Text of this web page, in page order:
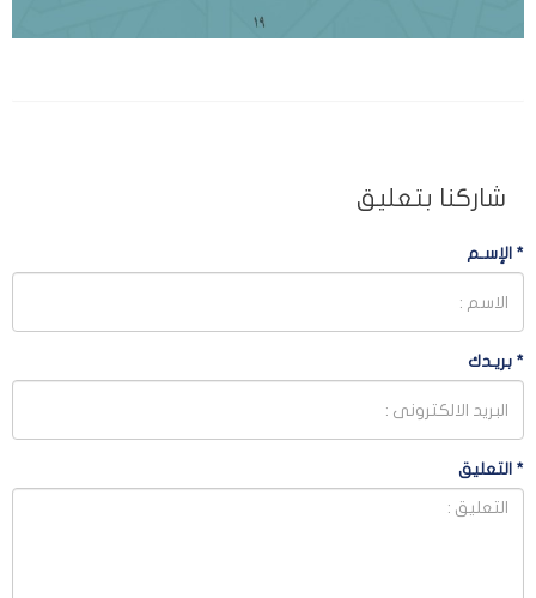
شاركنا بتعليق
* الإسـم
* بريـدك
* التعليق